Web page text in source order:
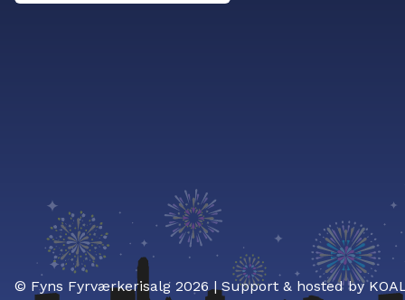
© Fyns Fyrværkerisalg 2026 | Support & hosted by